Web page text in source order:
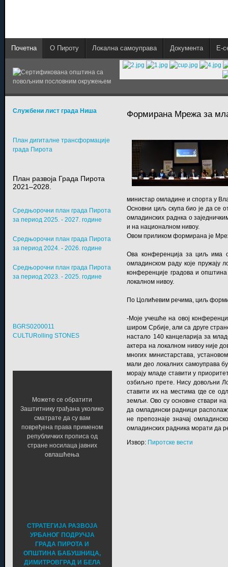
Почетна О Пироту Локална самоуправа Документа E-
Формирана Мрежа за
министар омладине и спорта у
Основни циљ скупа био је да се
омладинских раднка о
и на националном нивоу.
Овом приликом формирана је
Ова конференција за циљ има
омладинском раду које пружају
конференције градова и
локалном нивоу.
По Цолићевим речима, циљ
-Моје учешће на овој
широм Србије, али са друге
настало 140 канцеларија за
актера на локалном нивоу није
многих министарстава,
мали део локалних самоуправа
морају младе ставити у
озбиљно прете. Нису довољни
ставити их на местима где се
земљи. Ово су основне ствари на
да омладински радници
не препознаје значај
омладинских радника морати да
Извор: Пиротске вести
Службени лист града Ниша
План дигиталне трансформације
града Пирота
План развоја Града Пирота
2021–2028.
Средњорочни план града Пирота
за период 2025. - 2027. године
Средњорочни план града Пирота
за период 2024. - 2026. године
Средњорочни план града Пирота
за период 2023. - 2025. године
BGRS0200011
CULTURolling STONES
Можете се обратити
Заштитнику грађана уколико
сматрате да су вам
повређена права применом
републичких прописа од
стране носилаца јавних
овлашћења
СТРАТЕГИЈА РАЗВОЈА
УРБАНОГ ПОДРУЧЈА
ГРАДА ПИРОТА И
ОПШТИНА БАБУШНИЦА,
ДИМИТРОВГРАД И БЕЛА